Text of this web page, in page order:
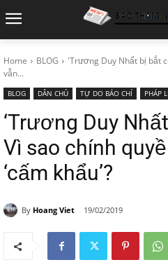
Home BLOG
'Trương Duy Nhất bị bắt
vẫn...
BLOG DÂN CHỦ TỰ DO BÁO CHÍ PHÁP
‘Trương Duy
Vì sao chính
‘cấm khẩu’?
By Hoang Viet 19/02/2019